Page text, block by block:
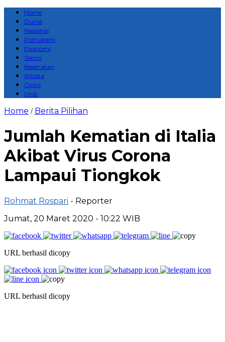
Home
Dunia
Nasional
Polhukam
Ekonomi
Tekno
Kesehatan
Wisata
Opini
Unik
Home / Berita Pilihan
Jumlah Kematian di Italia
Akibat Virus Corona
Lampaui Tiongkok
Rohmat Rospari - Reporter
Jumat, 20 Maret 2020 - 10:22 WIB
URL berhasil dicopy
URL berhasil dicopy